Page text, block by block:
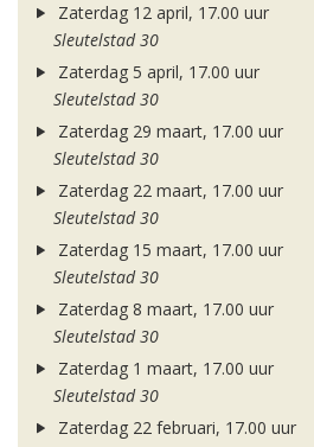
Zaterdag 12 april, 17.00 uur
Sleutelstad 30
Zaterdag 5 april, 17.00 uur
Sleutelstad 30
Zaterdag 29 maart, 17.00 uur
Sleutelstad 30
Zaterdag 22 maart, 17.00 uur
Sleutelstad 30
Zaterdag 15 maart, 17.00 uur
Sleutelstad 30
Zaterdag 8 maart, 17.00 uur
Sleutelstad 30
Zaterdag 1 maart, 17.00 uur
Sleutelstad 30
Zaterdag 22 februari, 17.00 uur